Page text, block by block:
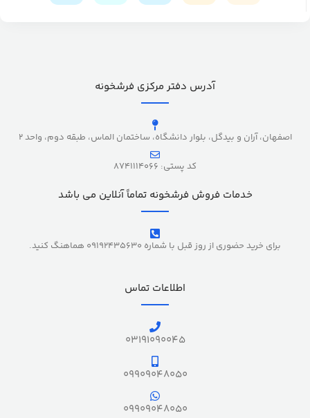
آدرس دفتر مرکزی فرشخونه
اصفهان، آران و بیدگل، بلوار دانشگاه، ساختمان الماس، طبقه دوم، واحد 2
کد پستی: 8741114066
خدمات فروش فرشخونه تماماً آنلاین می باشد
برای خرید حضوری از روز قبل با شماره 09192435630 هماهنگ کنید.
اطلاعات تماس
03191090045
09909048050
09909048050